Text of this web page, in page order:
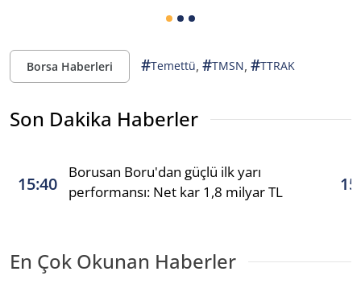
Borsa Haberleri #Temettü, #TMSN, #TTRAK
Son Dakika Haberler
15:40
Borusan Boru'dan güçlü ilk yarı
performansı: Net kar 1,8 milyar TL
En Çok Okunan Haberler